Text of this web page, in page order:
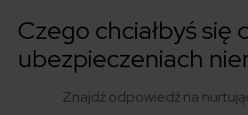
Czego chciałbyś się
ubezpieczeniach
Znajdź odpowiedź na